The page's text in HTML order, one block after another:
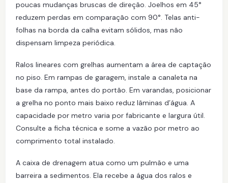
poucas mudanças bruscas de direção. Joelhos em 45°
reduzem perdas em comparação com 90°. Telas anti-
folhas na borda da calha evitam sólidos, mas não
dispensam limpeza periódica.
Ralos lineares com grelhas aumentam a área de captação
no piso. Em rampas de garagem, instale a canaleta na
base da rampa, antes do portão. Em varandas, posicionar
a grelha no ponto mais baixo reduz lâminas d’água. A
capacidade por metro varia por fabricante e largura útil.
Consulte a ficha técnica e some a vazão por metro ao
comprimento total instalado.
A caixa de drenagem atua como um pulmão e uma
barreira a sedimentos. Ela recebe a água dos ralos e